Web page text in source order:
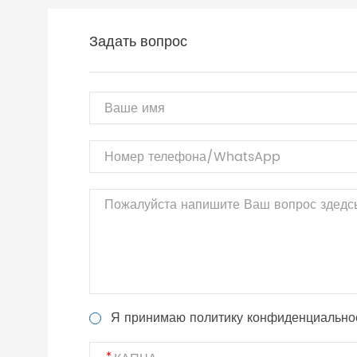
Задать вопрос
Я принимаю политику